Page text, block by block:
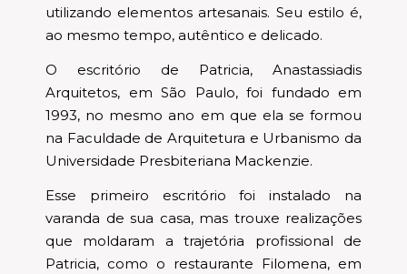
utilizando elementos artesanais. Seu estilo é,
ao mesmo tempo, autêntico e delicado.
O escritório de Patricia, Anastassiadis
Arquitetos, em São Paulo, foi fundado em
1993, no mesmo ano em que ela se formou
na Faculdade de Arquitetura e Urbanismo da
Universidade Presbiteriana Mackenzie.
Esse primeiro escritório foi instalado na
varanda de sua casa, mas trouxe realizações
que moldaram a trajetória profissional de
Patricia, como o restaurante Filomena, em